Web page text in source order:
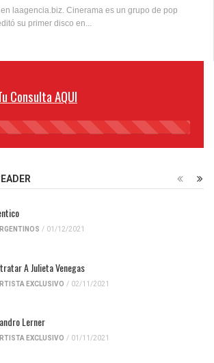
laagencia.biz. Cinerama es un grupo de pop
su primer disco en...
Consulta AQUI
45%
/ 01/12/2021
A Julieta Venegas
EXCLUSIVO / 02/11/2021
Lerner
EXCLUSIVO / 01/11/2021